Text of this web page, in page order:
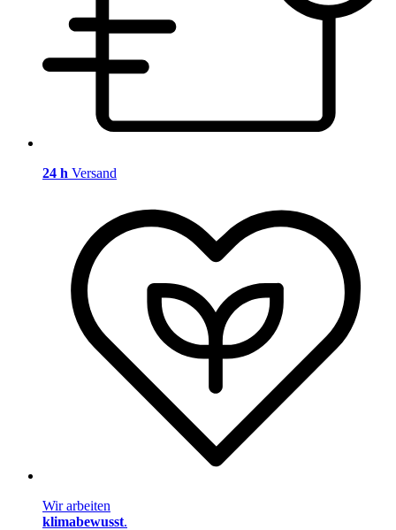
24 h Versand
Wir arbeiten
klimabewusst.